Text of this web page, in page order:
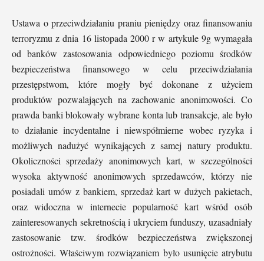
Ustawa o przeciwdziałaniu praniu pieniędzy oraz finansowaniu
terroryzmu z dnia 16 listopada 2000 r w artykule 9g wymagała
od banków zastosowania odpowiedniego poziomu środków
bezpieczeństwa finansowego w celu przeciwdziałania
przestępstwom, które mogły być dokonane z użyciem
produktów pozwalających na zachowanie anonimowości. Co
prawda banki blokowały wybrane konta lub transakcje, ale było
to działanie incydentalne i niewspółmierne wobec ryzyka i
możliwych nadużyć wynikających z samej natury produktu.
Okoliczności sprzedaży anonimowych kart, w szczególności
wysoka aktywność anonimowych sprzedawców, którzy nie
posiadali umów z bankiem, sprzedaż kart w dużych pakietach,
oraz widoczna w internecie popularność kart wśród osób
zainteresowanych sekretnością i ukryciem funduszy, uzasadniały
zastosowanie tzw. środków bezpieczeństwa zwiększonej
ostrożności. Właściwym rozwiązaniem było usunięcie atrybutu